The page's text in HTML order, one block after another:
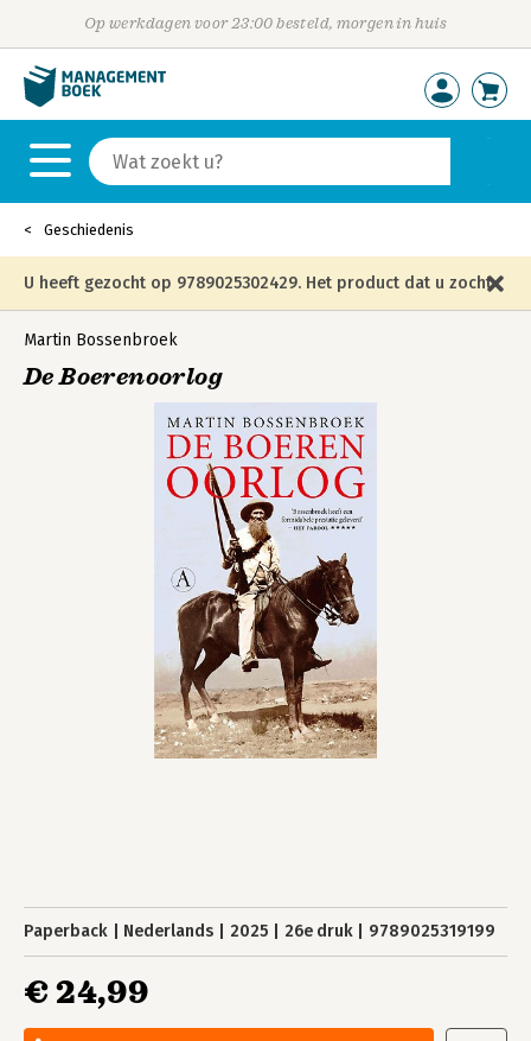
Op werkdagen voor 23:00 besteld, morgen in huis
Geschiedenis
U heeft gezocht op 9789025302429. Het product dat u zocht
is niet meer in die editie leverbaar en is vervangen door de
onderstaande editie.
Martin Bossenbroek
De Boerenoorlog
Paperback Nederlands 2025 26e druk 9789025319199
€ 24,99